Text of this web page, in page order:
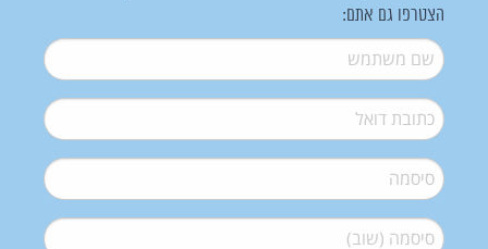
הצטרפו גם אתם:
שם משתמש*
דואל*
סיסמה*
סיסמה (שוב)*